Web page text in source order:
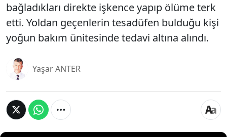
bağladıkları direkte işkence yapıp ölüme terk
etti. Yoldan geçenlerin tesadüfen bulduğu kişi
yoğun bakım ünitesinde tedavi altına alındı.
Yaşar ANTER